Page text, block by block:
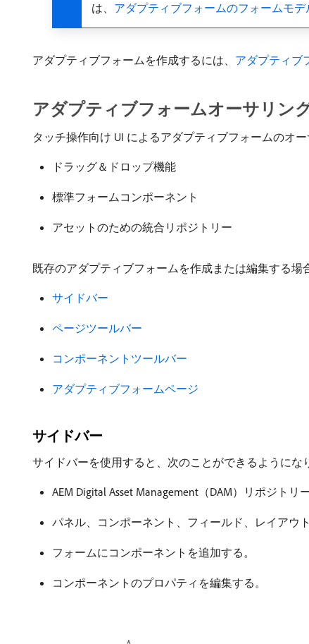
は、 アダプティブフォームのフォームモ
アダプティブフォームを作成するには、 アダプティブ
アダプティブフォームオーサリン
タッチ操作向け UI によるアダプティブフォームのオ
ドラッグ＆ドロップ機能
標準フォームコンポーネント
アセットのための統合リポジトリー
既存のアダプティブフォームを作成または編集する場
サイドバー
ページツールバー
コンポーネントツールバー
アダプティブフォームページ
サイドバー
サイドバーを使用すると、次のことができるようにな
AEM Digital Asset Management（DAM）リポジト
パネル、コンポーネント、フィールド、レイアウ
フォームにコンポーネントを追加する。
コンポーネントのプロパティを編集する。